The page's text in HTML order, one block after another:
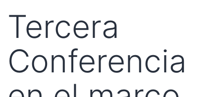
Tercera
Conferencia